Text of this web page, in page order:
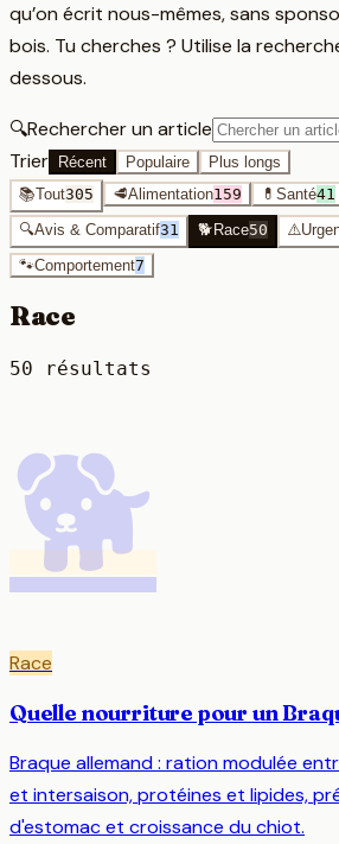
qu’on écrit nous-mêmes, sans
bois. Tu cherches ? Utilise la
dessous.
🔍Rechercher un article
Trier
Récent Populaire
Plus longs
📚Tout305 🥩Alimentation159 💊 Santé41
🔍Avis & Comparatif31 🐕 Race50 ⚠️
🐾Comportement7
Race
50 résultats
🐕
Race
Quelle nourriture pour un
Braque allemand : ration modulée
et intersaison, protéines et lipides,
d'estomac et croissance du chiot.